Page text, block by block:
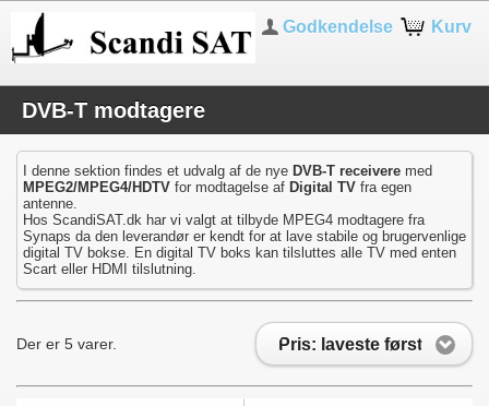
Kurv
Godkendelse
DVB-T modtagere
I denne sektion findes et udvalg af de nye DVB-T receivere med
MPEG2/MPEG4/HDTV for modtagelse af Digital TV fra egen
antenne.
Hos ScandiSAT.dk har vi valgt at tilbyde MPEG4 modtagere fra
Synaps da den leverandør er kendt for at lave stabile og brugervenlige
digital TV bokse. En digital TV boks kan tilsluttes alle TV med enten
Scart eller HDMI tilslutning.
Pris: laveste først
Der er 5 varer.